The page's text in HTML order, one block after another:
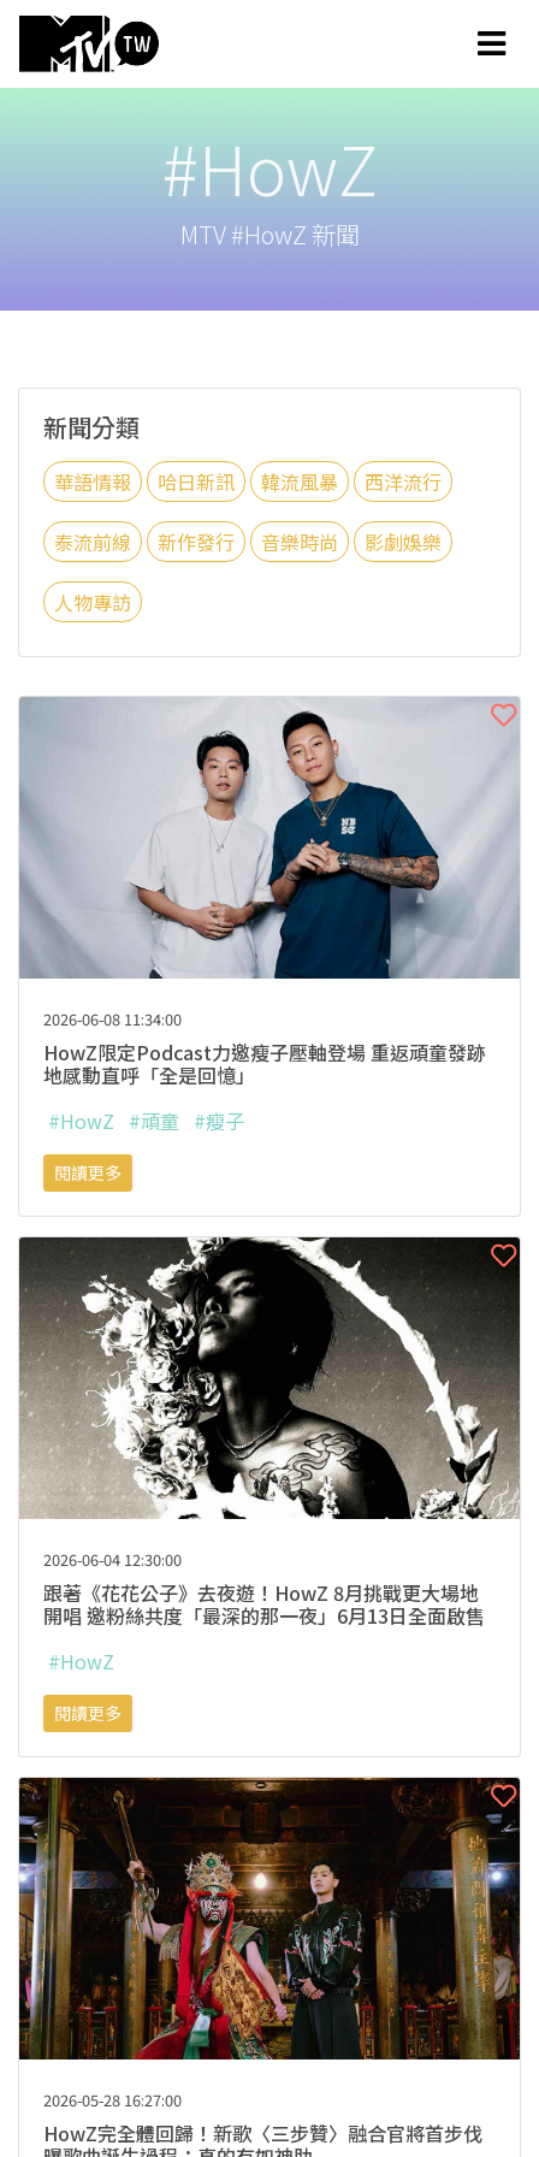
#HowZ
MTV #HowZ 新聞
新聞分類
華語情報 哈日新訊 韓流風暴 西洋流行
泰流前線 新作發行 音樂時尚 影劇娛樂
人物專訪
2026-06-08 11:34:00
HowZ限定Podcast力邀瘦子壓軸登場 重返頑童發跡
地感動直呼「全是回憶」
#HowZ #頑童 #瘦子
閱讀更多
2026-06-04 12:30:00
跟著《花花公子》去夜遊！HowZ 8月挑戰更大場地
開唱 邀粉絲共度「最深的那一夜」6月13日全面啟售
#HowZ
閱讀更多
2026-05-28 16:27:00
HowZ完全體回歸！新歌〈三步贊〉融合官將首步伐